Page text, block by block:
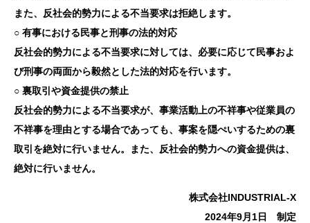
また、反社会的勢力による不当要求は拒絶します。
○ 有事における民事と刑事の法的対応
反社会的勢力による不当要求に対しては、必要に応じて民事およ
び刑事の両面から毅然とした法的対応を行います。
○ 裏取引や資金提供の禁止
反社会的勢力による不当要求が、事業活動上の不祥事や従業員の
不祥事を理由とする場合であっても、事案を隠ぺいするための裏
取引を絶対に行いません。また、反社会的勢力への資金提供は、
絶対に行いません。
株式会社INDUSTRIAL-X
2024年9月1日 制定